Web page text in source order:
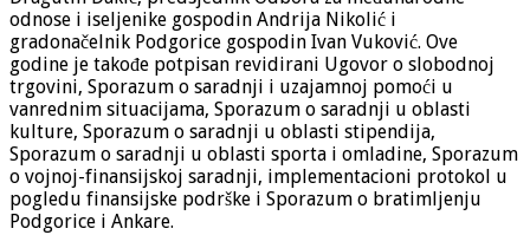
odnose i iseljenike gospodin Andrija Nikolić i
gradonačelnik Podgorice gospodin Ivan Vuković. Ove
godine je takođe potpisan revidirani Ugovor o slobodnoj
trgovini, Sporazum o saradnji i uzajamnoj pomoći u
vanrednim situacijama, Sporazum o saradnji u oblasti
kulture, Sporazum o saradnji u oblasti stipendija,
Sporazum o saradnji u oblasti sporta i omladine, Sporazum
o vojnoj-finansijskoj saradnji, implementacioni protokol u
pogledu finansijske podrške i Sporazum o bratimljenju
Podgorice i Ankare.